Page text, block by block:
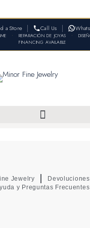
a Store Call Us
• REPARACIÓN DE JOYAS •
FINANCING AVAILABLE
Jewelry
y Preguntas Frecuentes